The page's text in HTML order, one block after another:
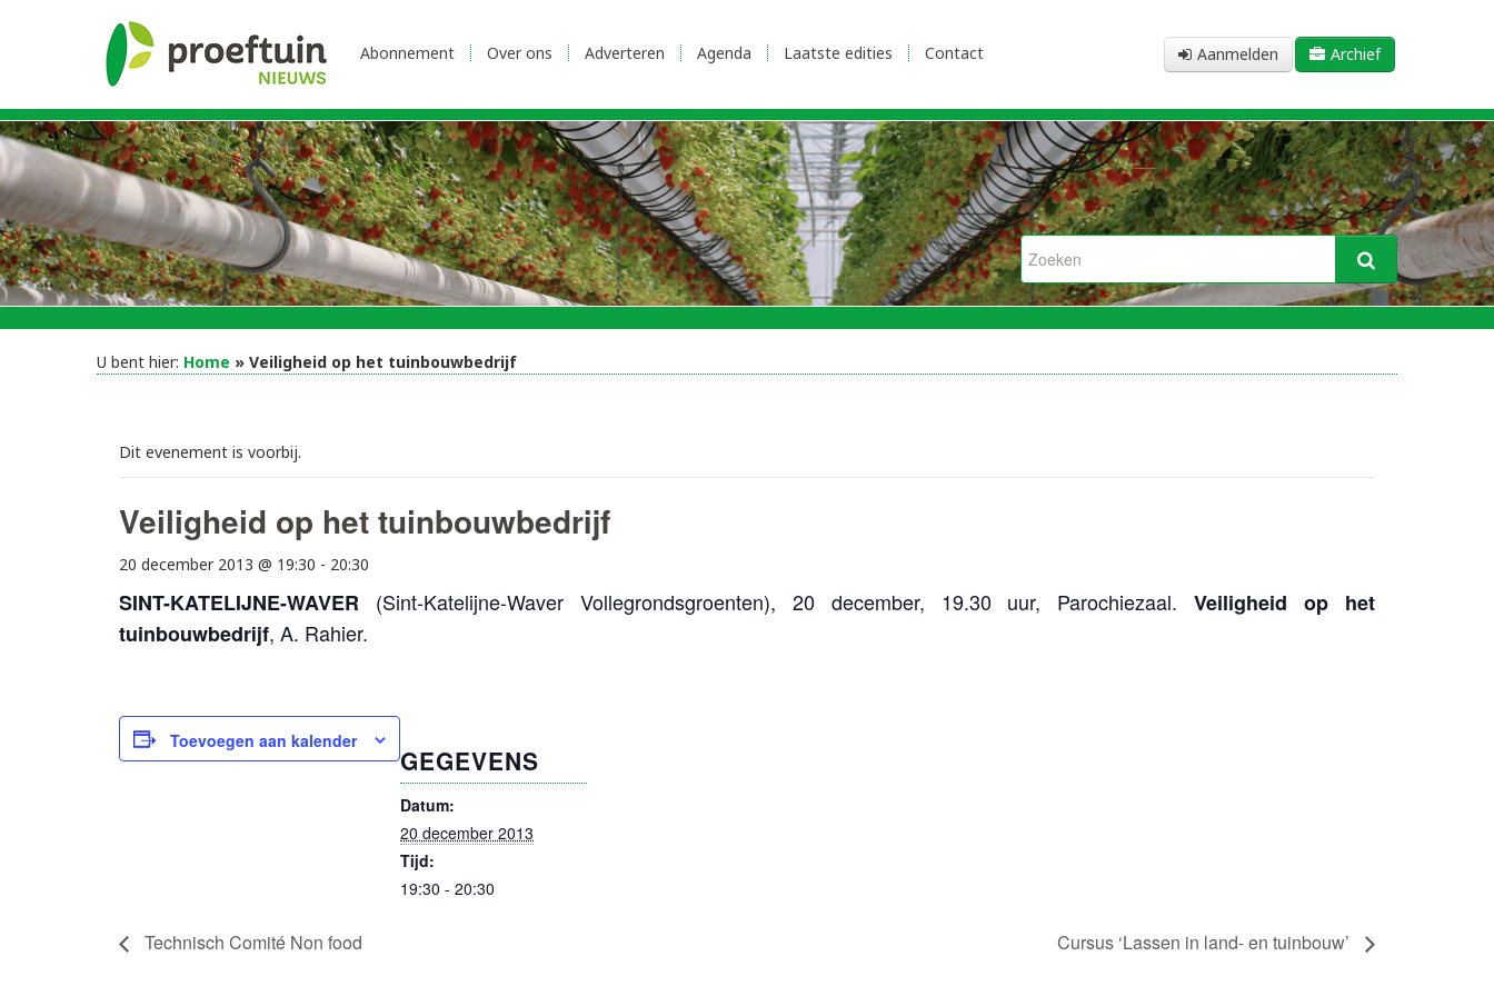
Aanmelden Archief
Abonnement Over ons Adverteren Agenda Laatste edities Contact
U bent hier: Home » Veiligheid op het tuinbouwbedrijf
Dit evenement is voorbij.
Veiligheid op het tuinbouwbedrijf
20 december 2013 @ 19:30 - 20:30
SINT-KATELIJNE-WAVER (Sint-Katelijne-Waver Vollegrondsgroenten), 20 december, 19.30 uur, Parochiezaal.Veiligheid op het
tuinbouwbedrijf, A. Rahier.
Toevoegen aan kalender
GEGEVENS
Datum:
20 december 2013
Tijd:
19:30 - 20:30
Technisch Comité Non food Cursus ‘Lassen in land- en tuinbouw’